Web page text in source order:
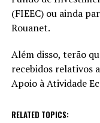
(FIEEC) ou ainda
Rouanet.
Além disso, terão
recebidos relativos
Apoio à Atividade
RELATED TOPICS: